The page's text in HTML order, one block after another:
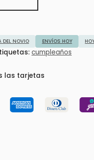
DEL NOVIO ENVÍOS HOY
cumpleaños
las tarjetas